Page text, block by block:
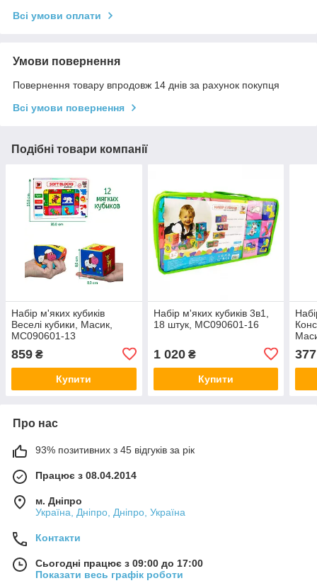
Всі умови оплати
Умови повернення
Повернення товару впродовж 14 днів за рахунок покупця
Всі умови повернення
Подібні товари компанії
Набір м'яких кубиків
Веселі кубики, Масик,
MC090601-13
859 ₴
Купити
Набір м'яких кубиків 3в1,
18 штук, MC090601-16
1 020₴
Купити
377
Про нас
93% позитивних з 45 відгуків за рік
Працює з 08.04.2014
м. Дніпро
Україна, Дніпро, Дніпро, Україна
Контакти
Сьогодні працює з 09:00 до 17:00
Показати весь графік роботи